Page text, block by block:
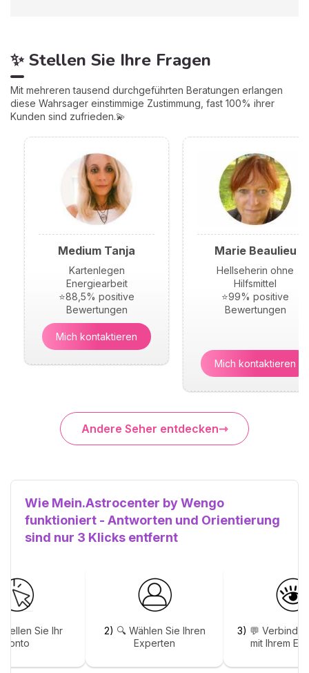
✨ Stellen Sie Ihre Fragen
Mit mehreren tausend durchgeführten Beratungen erlangen
diese Wahrsager einstimmige Zustimmung, fast 100% ihrer
Kunden sind zufrieden.💫
Medium Tanja
Kartenlegen
Energiearbeit
⭐88,5% positive
Bewertungen
Mich kontaktieren
Marie Beaulieu
Hellseherin ohne
Hilfsmittel
⭐99% positive
Bewertungen
Mich kontaktieren
Andere Seher entdecken
Wie Mein.Astrocenter by Wengo
funktioniert - Antworten und Orientierung
sind nur 3 Klicks entfernt
Sie Ihr
Konto
2) 🔍 Wählen Sie Ihren
Experten
3) 💬
mit Ihrem